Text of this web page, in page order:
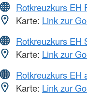
Rotkreuzkurs EH
Karte: Link zur
Rotkreuzkurs EH
Karte: Link zur
Rotkreuzkurs EH
Karte: Link zur